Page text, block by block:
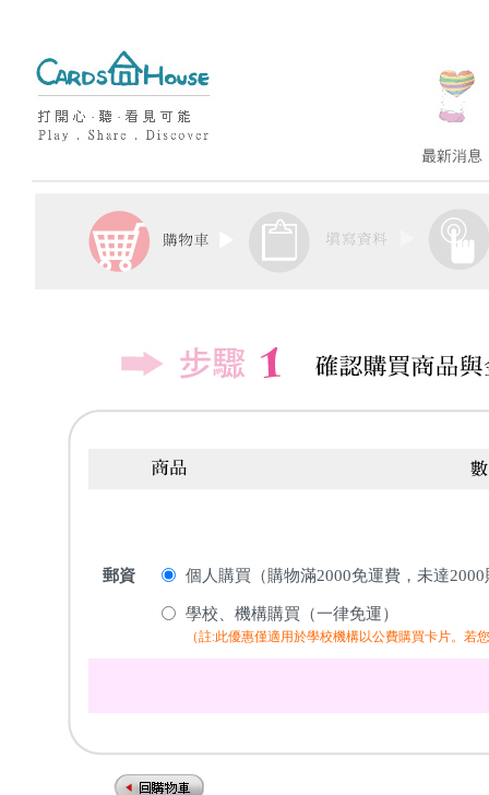
郵資 個人購買（購物滿2000免運費，未達
學校、機構購買（一律免運）
（註:此優惠僅適用於學校機構以公費購買卡片。